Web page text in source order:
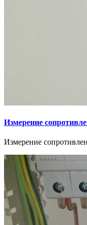
Измерение
Измерение